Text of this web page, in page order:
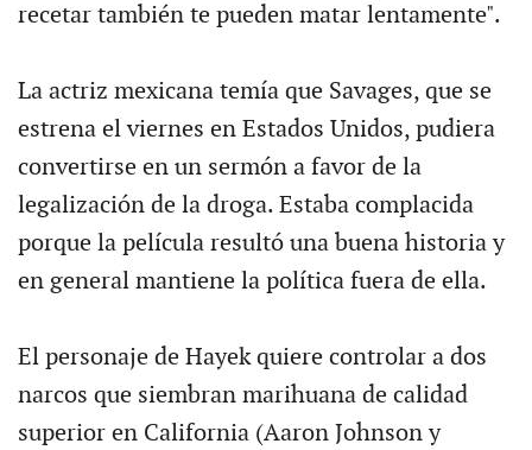
recetar también te pueden matar lentamente".
La actriz mexicana temía que Savages, que se
estrena el viernes en Estados Unidos, pudiera
convertirse en un sermón a favor de la
legalización de la droga. Estaba complacida
porque la película resultó una buena historia y
en general mantiene la política fuera de ella.
El personaje de Hayek quiere controlar a dos
narcos que siembran marihuana de calidad
superior en California (Aaron Johnson y